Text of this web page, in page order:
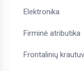
Elektronika
Firminė atributika
Frontalinių